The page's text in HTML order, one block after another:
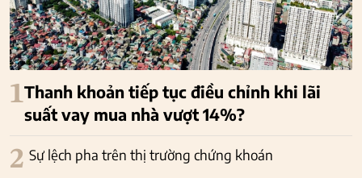
1Thanh khoản tiếp tục điều chỉnh khi lãi
suất vay mua nhà vượt 14%?
2 Sự lệch pha trên thị trường chứng khoán